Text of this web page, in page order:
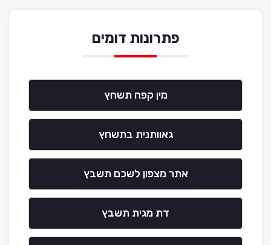
פתרונות דומים
מין קפה תשחץ
גאוותנית בתשחץ
אתר מצפון לשכם תשבץ
דת מגית תשבץ